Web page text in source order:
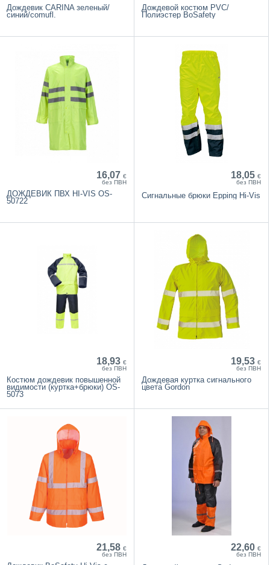
Дождевик CARINA зеленый/
синий/comufl.
Дождевой костюм PVC/
Полиэстер BoSafety
16,07 €
без ПВН
ДОЖДЕВИК ПВХ HI-VIS OS-
50722
18,05 €
без ПВН
Cигнальные брюки Epping Hi-Vis
18,93 €
без ПВН
Костюм дождевик повышенной
видимости (куртка+брюки) OS-
5073
19,53 €
без ПВН
Дождевая куртка сигнального
цвета Gordon
21,58 €
без ПВН
22,60 €
без ПВН